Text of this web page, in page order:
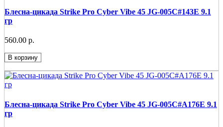
Блесна-цикада Strike Pro Cyber Vibe 45 JG-005C#143E 9.1
гр
560.00 р.
В корзину
Блесна-цикада Strike Pro Cyber Vibe 45 JG-005C#A176E 9.1
гр